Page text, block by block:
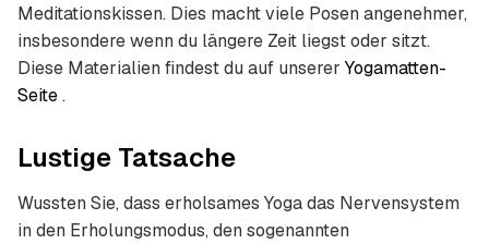
Meditationskissen. Dies macht viele Posen angenehmer,
insbesondere wenn du längere Zeit liegst oder sitzt.
Diese Materialien findest du auf unserer Yogamatten-
Seite.
Lustige Tatsache
Wussten Sie, dass erholsames Yoga das Nervensystem
in den Erholungsmodus, den sogenannten